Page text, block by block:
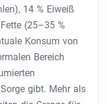
14 % Eiweiß
(25–35 %
Konsum von
Bereich
gibt. Mehr als